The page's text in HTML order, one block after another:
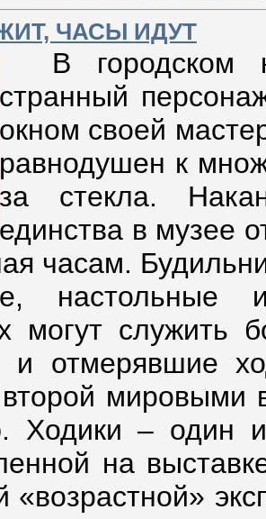
ЧАСЫ ИДУТ
В городском
странный
окном своей
равнодушен к
за стекла.
единства в музее
часам.
могут служить
и отмерявшие
мировыми
Ходики – один
на